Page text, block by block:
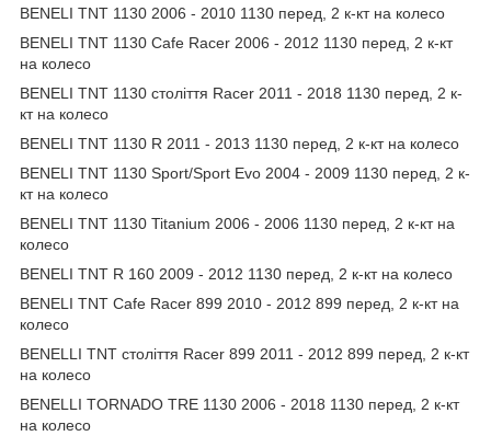
BENELI TNT 1130 2006 - 2010 1130 перед, 2 к-кт на колесо
BENELI TNT 1130 Cafe Racer 2006 - 2012 1130 перед, 2 к-кт
на колесо
BENELI TNT 1130 століття Racer 2011 - 2018 1130 перед, 2 к-
кт на колесо
BENELI TNT 1130 R 2011 - 2013 1130 перед, 2 к-кт на колесо
BENELI TNT 1130 Sport/Sport Evo 2004 - 2009 1130 перед, 2 к-
кт на колесо
BENELI TNT 1130 Titanium 2006 - 2006 1130 перед, 2 к-кт на
колесо
BENELI TNT R 160 2009 - 2012 1130 перед, 2 к-кт на колесо
BENELI TNT Cafe Racer 899 2010 - 2012 899 перед, 2 к-кт на
колесо
BENELLI TNT століття Racer 899 2011 - 2012 899 перед, 2 к-кт
на колесо
BENELLI TORNADO TRE 1130 2006 - 2018 1130 перед, 2 к-кт
на колесо